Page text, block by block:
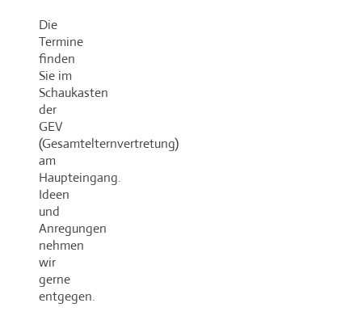
Die
Termine
finden
Sie im
Schaukasten
der
GEV
(Gesamtelternvertretung)
am
Haupteingang.
Ideen
und
Anregungen
nehmen
wir
gerne
entgegen.